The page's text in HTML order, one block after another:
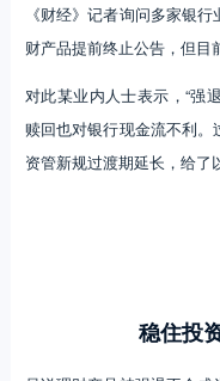
《财经》记者询问多家银
财产品提前终止公告，但目
对此某业内人士表示，“强
赎回也对银行现金流不利。
资管新规过渡期延长，给了
稳住投